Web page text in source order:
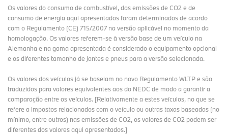
Os valores do consumo de combustível, das emissões de CO2 e de
consumo de energia aqui apresentados foram determinados de acordo
com o Regulamento (CE) 715/2007 na versão aplicável no momento da
homologação. Os valores referem-se à versão base de um veículo na
Alemanha e na gama apresentada é considerado o equipamento opcional
e os diferentes tamanho de jantes e pneus para a versão selecionada.
Os valores dos veículos já se baseiam no novo Regulamento WLTP e são
traduzidos para valores equivalentes aos do NEDC de modo a garantir a
comparação entre os veículos. [Relativamente a estes veículos, no que se
refere a impostos relacionados com o veículo ou outras taxas baseadas (no
mínimo, entre outros) nas emissões de CO2, os valores de CO2 podem ser
diferentes dos valores aqui apresentados.]